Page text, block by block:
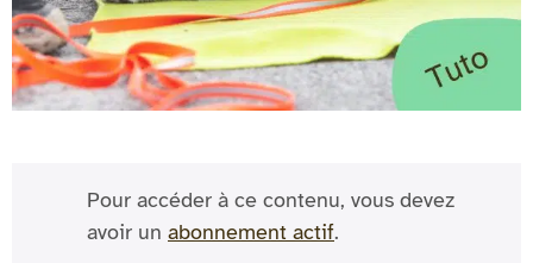
Pour accéder à ce contenu, vous devez
avoir un abonnement actif.